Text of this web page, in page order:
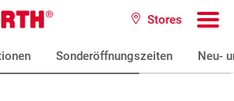
Stores
Sonderöffnungszeiten Neu-